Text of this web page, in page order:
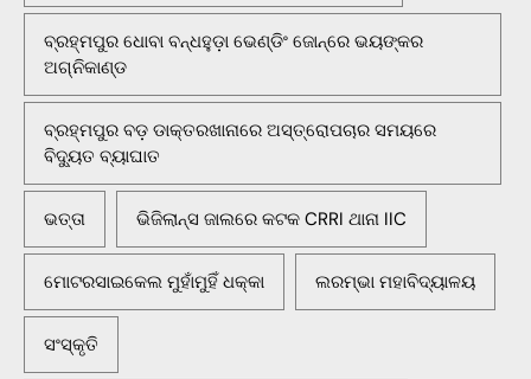
ବ୍ରହ୍ମପୁର ଧୋବା ବନ୍ଧହୁଡ଼ା ଭେଣ୍ଡିଂ ଜୋନ୍‌ରେ ଭୟଙ୍କର
ଅଗ୍ନିକାଣ୍ଡ
ବ୍ରହ୍ମପୁର ବଡ଼ ଡାକ୍ତରଖାନାରେ ଅସ୍ତ୍ରୋପଚାର ସମୟରେ
ବିଦ୍ୟୁତ ବ୍ୟାଘାତ
ଭତ୍ତା ଭିଜିଲାନ୍ସ ଜାଲରେ କଟକ CRRI ଥାନା IIC
ମୋଟରସାଇକେଲ ମୁହାଁମୁହିଁ ଧକ୍କା ଲରମ୍ଭା ମହାବିଦ୍ୟାଳୟ
ସଂସ୍କୃତି